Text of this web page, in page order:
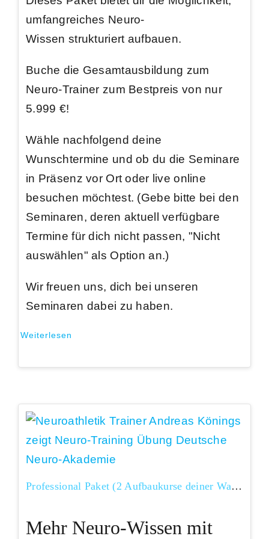
umfangreiches Neuro-
Wissen strukturiert aufbauen.
Buche die Gesamtausbildung zum
Neuro-Trainer zum Bestpreis von nur
5.999 €!
Wähle nachfolgend deine
Wunschtermine und ob du die Seminare
in Präsenz vor Ort oder live online
besuchen möchtest. (Gebe bitte bei den
Seminaren, deren aktuell verfügbare
Termine für dich nicht passen, "Nicht
auswählen" als Option an.)
Wir freuen uns, dich bei unseren
Seminaren dabei zu haben.
Weiterlesen
Professional Paket (2 Aufbaukurse deiner Wahl)
Mehr Neuro-Wissen mit